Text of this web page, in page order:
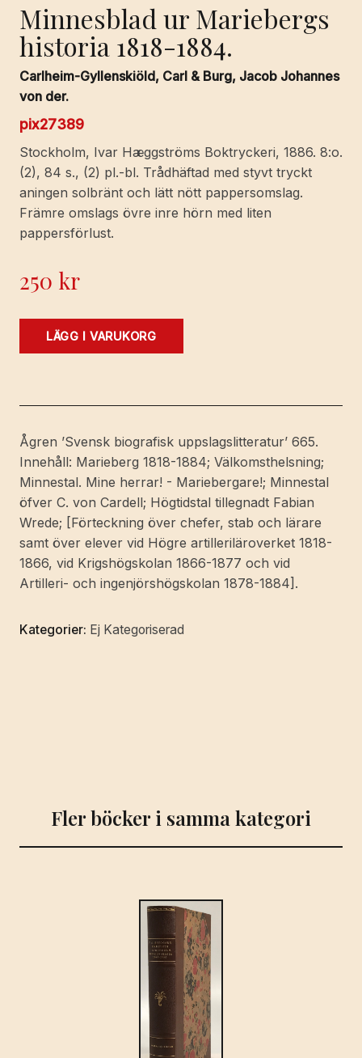
Minnesblad ur Mariebergs
historia 1818-1884.
Carlheim-Gyllenskiöld, Carl & Burg, Jacob Johannes
von der.
pix27389
Stockholm, Ivar Hæggströms Boktryckeri, 1886. 8:o.
(2), 84 s., (2) pl.-bl. Trådhäftad med styvt tryckt
aningen solbränt och lätt nött pappersomslag.
Främre omslags övre inre hörn med liten
pappersförlust.
250 kr
Minnesblad
1818-
mängd
LÄGG I VARUKORG
Ågren ’Svensk biografisk uppslagslitteratur’ 665.
Innehåll: Marieberg 1818-1884; Välkomsthelsning;
Minnestal. Mine herrar! - Mariebergare!; Minnestal
öfver C. von Cardell; Högtidstal tillegnadt Fabian
Wrede; [Förteckning över chefer, stab och lärare
samt över elever vid Högre artilleriläroverket 1818-
1866, vid Krigshögskolan 1866-1877 och vid
Artilleri- och ingenjörshögskolan 1878-1884].
Kategorier: Ej Kategoriserad
Fler böcker i samma kategori